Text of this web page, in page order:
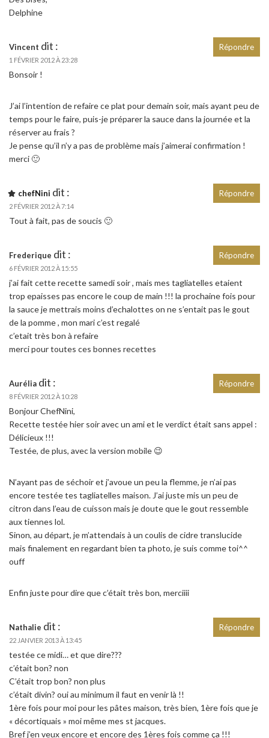
Delphine
Vincent dit :
1 FÉVRIER 2012 À 23:28
Bonsoir !
J’ai l’intention de refaire ce plat pour demain soir, mais ayant peu de
temps pour le faire, puis-je préparer la sauce dans la journée et la
réserver au frais ?
Je pense qu’il n’y a pas de problème mais j’aimerai confirmation !
merci 🙂
Répondre
chefNini dit :
2 FÉVRIER 2012 À 7:14
Tout à fait, pas de soucis 🙂
Répondre
Frederique dit :
6 FÉVRIER 2012 À 15:55
j’ai fait cette recette samedi soir , mais mes tagliatelles etaient
trop epaisses pas encore le coup de main !!! la prochaine fois pour
la sauce je mettrais moins d’echalottes on ne s’entait pas le gout
de la pomme , mon mari c’est regalé
c’etait très bon à refaire
merci pour toutes ces bonnes recettes
Répondre
Aurélia dit :
8 FÉVRIER 2012 À 10:28
Bonjour ChefNini,
Recette testée hier soir avec un ami et le verdict était sans appel :
Délicieux !!!
Testée, de plus, avec la version mobile 😉
N’ayant pas de séchoir et j’avoue un peu la flemme, je n’ai pas
encore testée tes tagliatelles maison. J’ai juste mis un peu de
citron dans l’eau de cuisson mais je doute que le gout ressemble
aux tiennes lol.
Sinon, au départ, je m’attendais à un coulis de cidre translucide
mais finalement en regardant bien ta photo, je suis comme toi^^
ouff
Enfin juste pour dire que c’était très bon, merciiii
Répondre
Nathalie dit :
22 JANVIER 2013 À 13:45
testée ce midi… et que dire???
c’était bon? non
C’était trop bon? non plus
c’était divin? oui au minimum il faut en venir là !!
1ère fois pour moi pour les pâtes maison, très bien, 1ère fois que je
« décortiquais » moi même mes st jacques.
Bref j’en veux encore et encore des 1ères fois comme ça !!!
Répondre